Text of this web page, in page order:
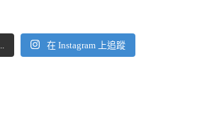
在 Instagram 上追蹤